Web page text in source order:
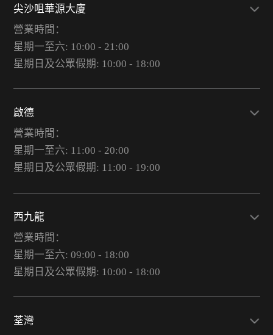
尖沙咀華源大廈
營業時間：
星期一至六: 10:00 - 21:00
星期日及公眾假期: 10:00 - 18:00
啟德
營業時間：
星期一至六: 11:00 - 20:00
星期日及公眾假期: 11:00 - 19:00
西九龍
營業時間：
星期一至六: 09:00 - 18:00
星期日及公眾假期: 10:00 - 18:00
荃灣